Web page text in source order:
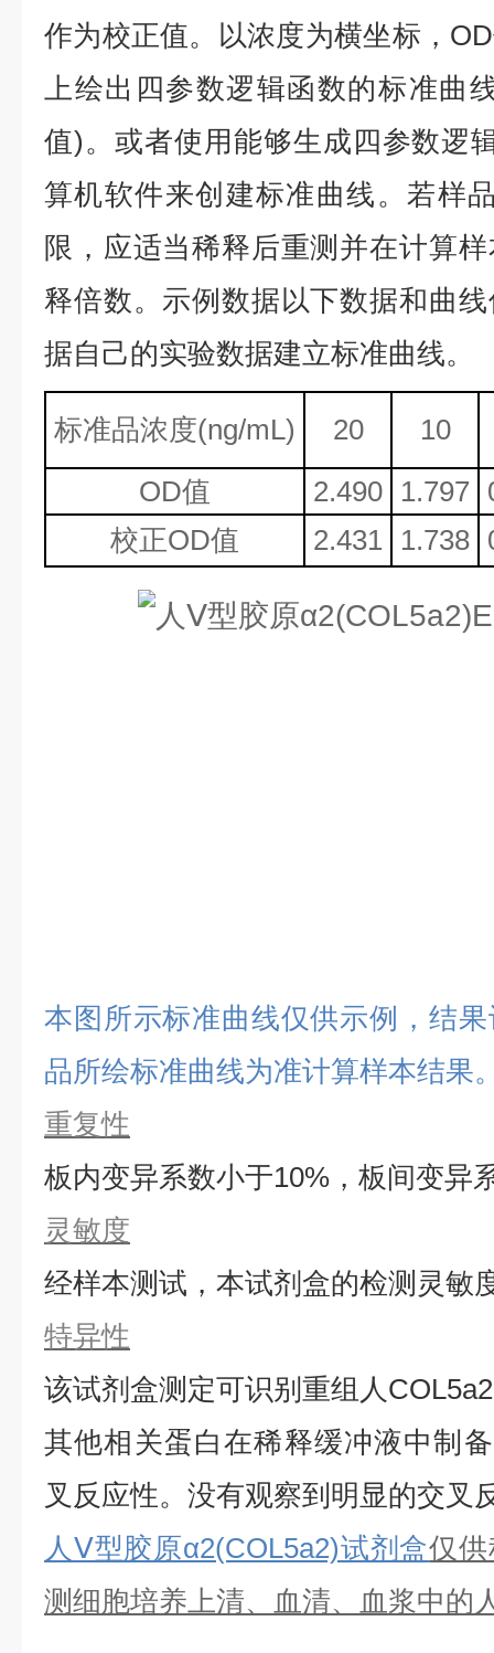
作为校正值。以浓度为横坐标，
上绘出四参数逻辑函数的标准曲
值)。或者使用能够生成四参数逻
算机软件来创建标准曲线。若样
限，应适当稀释后重测并在计算
释倍数。示例数据以下数据和曲
据自己的实验数据建立标准曲线。
标准品浓度(ng/mL) 20
10
OD值
2.490 1.797
校正OD值 2.431 1.738
本图所示标准曲线仅供示例，结
品所绘标准曲线为准计算样本结果
重复性
板内变异系数小于10%，板间变异
灵敏度
经样本测试，本试剂盒的检测灵敏
特异性
该试剂盒测定可识别重组 人COL5a2
其他相关蛋白在稀释缓冲液中制
叉反应性。没有观察到明显的交叉
人Ⅴ型胶原α2(COL5a2)试剂盒仅
测细胞培养上清、血清、血浆中的